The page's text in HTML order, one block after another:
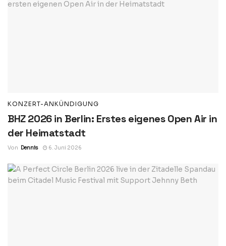
KONZERT-ANKÜNDIGUNG
BHZ 2026 in Berlin: Erstes eigenes Open Air in
der Heimatstadt
Von Dennis 6. Juni 2026